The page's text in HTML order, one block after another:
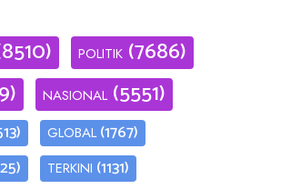
POLITIK (7686)
NASIONAL (5551)
GLOBAL (1767)
TERKINI (1131)